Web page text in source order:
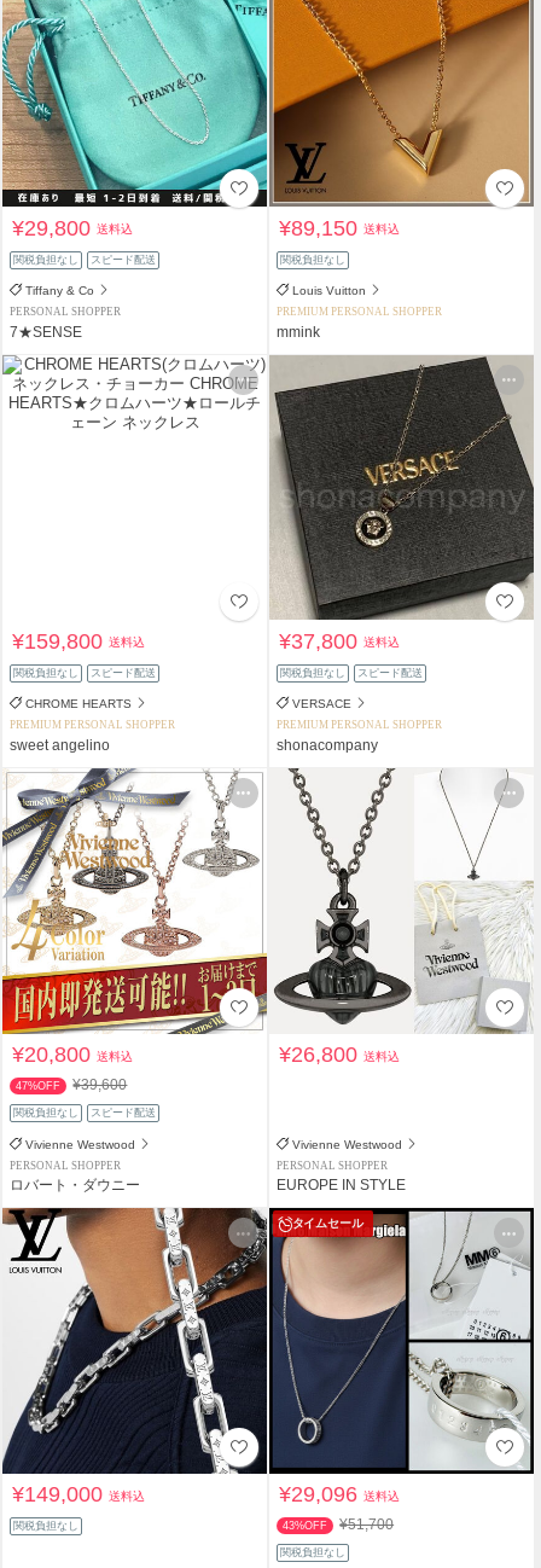
¥29,800送料込
関税負担なし スピード配送
Tiffany & Co
PERSONAL SHOPPER
7★SENSE
¥89,150送料込
関税負担なし
Louis Vuitton
PREMIUM PERSONAL SHOPPER
mmink
¥159,800送料込
関税負担なし スピード配送
CHROME HEARTS
PREMIUM PERSONAL SHOPPER
sweet angelino
¥37,800送料込
関税負担なし スピード配送
VERSACE
PREMIUM PERSONAL SHOPPER
shonacompany
¥20,800送料込
47%OFF ¥39,600
関税負担なし スピード配送
Vivienne Westwood
PERSONAL SHOPPER
ロバート・ダウニー
¥26,800送料込
Vivienne Westwood
PERSONAL SHOPPER
EUROPE IN STYLE
¥149,000送料込
関税負担なし
タイムセール
¥29,096送料込
43%OFF ¥51,700
関税負担なし